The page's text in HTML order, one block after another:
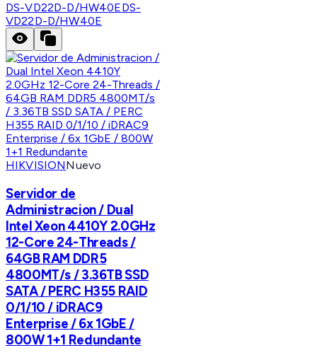
DS-VD22D-D/HW40EDS-
VD22D-D/HW40E
HIKVISIONNuevo
Servidor de
Administracion / Dual
Intel Xeon 4410Y 2.0GHz
12-Core 24-Threads /
64GB RAM DDR5
4800MT/s / 3.36TB SSD
SATA / PERC H355 RAID
0/1/10 / iDRAC9
Enterprise / 6x 1GbE /
800W 1+1 Redundante